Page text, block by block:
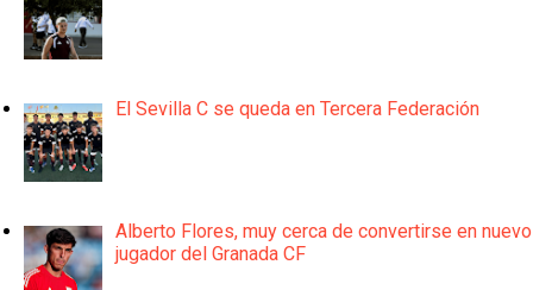
El Sevilla C se queda en Tercera Federación
Alberto Flores, muy cerca de convertirse en nuevo
jugador del Granada CF